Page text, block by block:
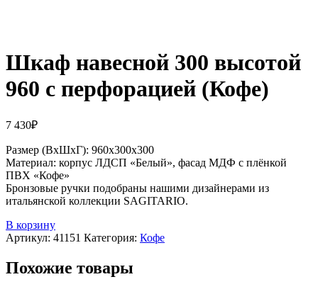
Шкаф навесной 300 высотой
960 с перфорацией (Кофе)
7 430₽
Размер (ВхШхГ): 960х300х300
Материал: корпус ЛДСП «Белый», фасад МДФ с плёнкой
ПВХ «Кофе»
Бронзовые ручки подобраны нашими дизайнерами из
итальянской коллекции SAGITARIO.
В корзину
Артикул: 41151 Категория: Кофе
Похожие товары